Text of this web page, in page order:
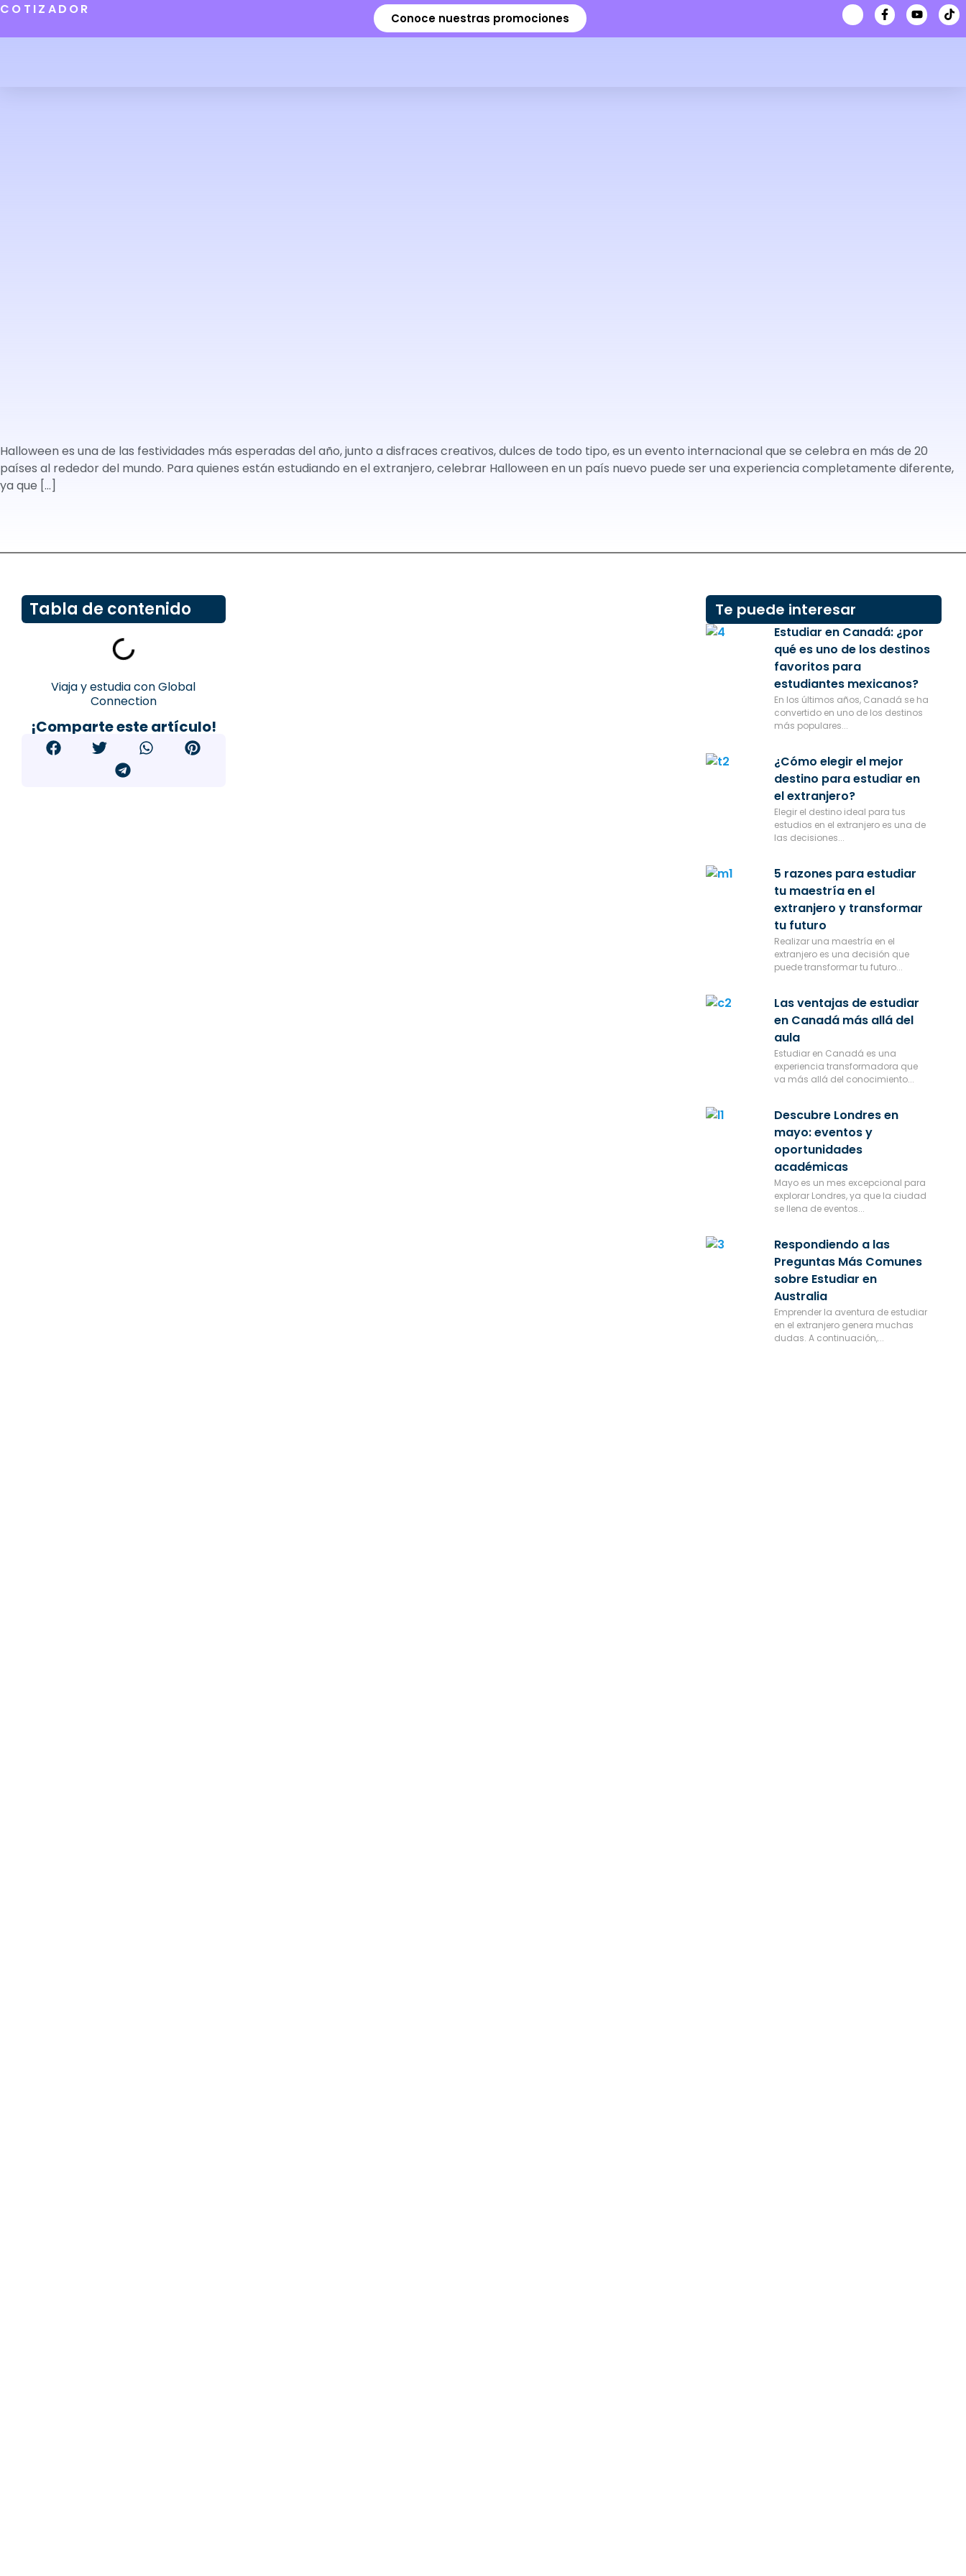
COTIZADOR
Conoce nuestras promociones
Halloween es una de las festividades más esperadas del año, junto a disfraces creativos, dulces de todo tipo, es un evento internacional que se celebra en más de 20
países al rededor del mundo. Para quienes están estudiando en el extranjero, celebrar Halloween en un país nuevo puede ser una experiencia completamente diferente,
ya que […]
Tabla de contenido
Viaja y estudia con Global
Connection
¡Comparte este artículo!
Te puede interesar
Estudiar en Canadá: ¿por
qué es uno de los destinos
favoritos para
estudiantes mexicanos?
En los últimos años, Canadá se ha
convertido en uno de los destinos
más populares...
¿Cómo elegir el mejor
destino para estudiar en
el extranjero?
Elegir el destino ideal para tus
estudios en el extranjero es una de
las decisiones...
5 razones para estudiar
tu maestría en el
extranjero y transformar
tu futuro
Realizar una maestría en el
extranjero es una decisión que
puede transformar tu futuro...
Las ventajas de estudiar
en Canadá más allá del
aula
Estudiar en Canadá es una
experiencia transformadora que
va más allá del conocimiento...
Descubre Londres en
mayo: eventos y
oportunidades
académicas
Mayo es un mes excepcional para
explorar Londres, ya que la ciudad
se llena de eventos...
Respondiendo a las
Preguntas Más Comunes
sobre Estudiar en
Australia
Emprender la aventura de estudiar
en el extranjero genera muchas
dudas. A continuación,...